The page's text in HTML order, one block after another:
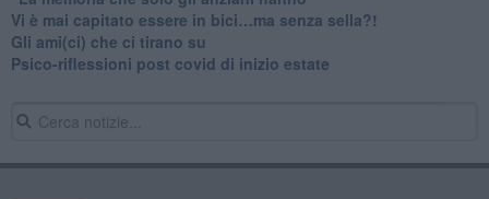
​Vi è mai capitato essere in bici…ma senza sella?!
​Gli ami(ci) che ci tirano su
Psico-riflessioni post covid di inizio estate